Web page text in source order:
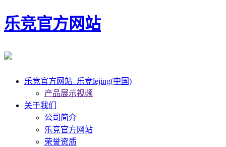
乐竞官方网站
乐竞官方网站_乐竞lejing(中国)
产品展示视频
关于我们
公司简介
乐竞官方网站
荣誉资质